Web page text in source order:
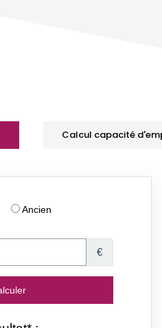
Calcul capacité